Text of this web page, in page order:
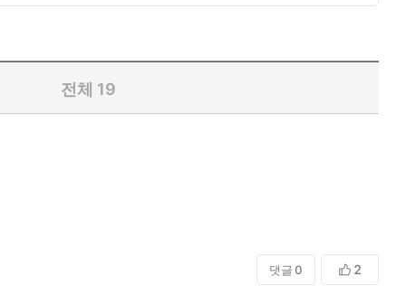
전체 19
댓글 0 2